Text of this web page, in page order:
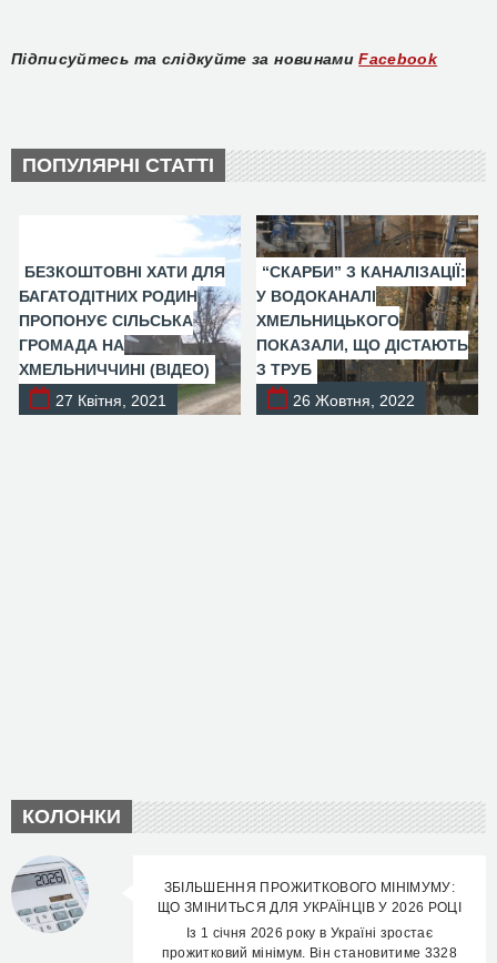
Підписуйтесь та слідкуйте за новинами Facebook
ПОПУЛЯРНІ СТАТТІ
БЕЗКОШТОВНІ ХАТИ ДЛЯ
БАГАТОДІТНИХ РОДИН
ПРОПОНУЄ СІЛЬСЬКА
ГРОМАДА НА
ХМЕЛЬНИЧЧИНІ (ВІДЕО)
27 Квітня, 2021
“СКАРБИ” З КАНАЛІЗАЦІЇ:
У ВОДОКАНАЛІ
ХМЕЛЬНИЦЬКОГО
ПОКАЗАЛИ, ЩО ДІСТАЮТЬ
З ТРУБ
26 Жовтня, 2022
КОЛОНКИ
ЗБІЛЬШЕННЯ ПРОЖИТКОВОГО МІНІМУМУ:
ЩО ЗМІНИТЬСЯ ДЛЯ УКРАЇНЦІВ У 2026 РОЦІ
Із 1 січня 2026 року в Україні зростає
прожитковий мінімум. Він становитиме 3328